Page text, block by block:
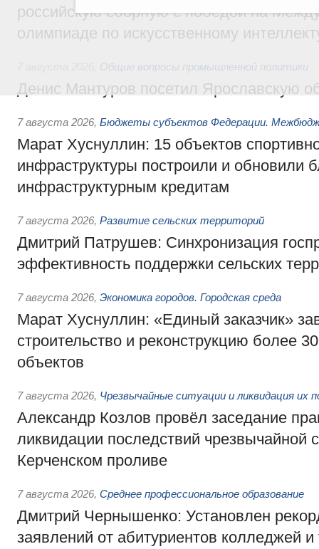
российскую сборную с победой на
олимпиаде по искусственному
Общие вопросы промышленной политики
Денис Мантуров посетил Ярославскую
7 августа 2026, Бюджеты субъектов Федерации.
Марат Хуснуллин: 15 объектов
инфраструктуры построили и обновили
инфраструктурным кредитам
7 августа 2026, Развитие сельских территорий
Дмитрий Патрушев: Синхронизация
эффективность поддержки сельских
7 августа 2026, Экономика городов. Городская среда
Марат Хуснуллин: «Единый заказчик»
строительство и реконструкцию более
объектов
7 августа 2026, Чрезвычайные ситуации и ликвидация их
Александр Козлов провёл заседание
ликвидации последствий чрезвычайной
Керченском проливе
7 августа 2026, Среднее профессиональное образование
Дмитрий Чернышенко: Установлен
заявлений от абитуриентов колледжей и